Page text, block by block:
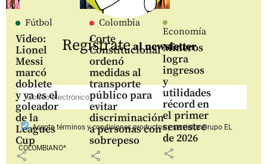
Fútbol
Video:
Lionel
Messi
marcó
doblete
y ya es el
goleador
de la
Leagues
Cup
share
Colombia
Corte
Constitucional
ordenó
medidas al
transporte
público para
evitar
discriminación
a personas con
sobrepeso
share
Economía
Mineros
logra
ingresos
y
utilidades
récord en
el primer
semestre
de 2026
share
Regístrateal newsletter
Aceptotérminos y condiciones productos y serviciosGrupo EL
COLOMBIANO*